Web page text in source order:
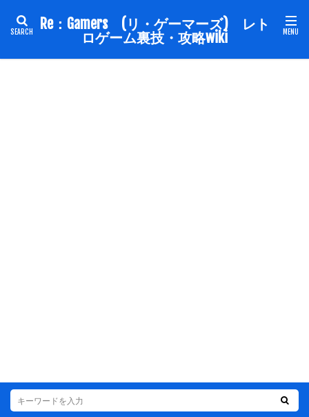
Re：Gamers (リ・ゲーマーズ) レト
ロゲーム裏技・攻略wiki